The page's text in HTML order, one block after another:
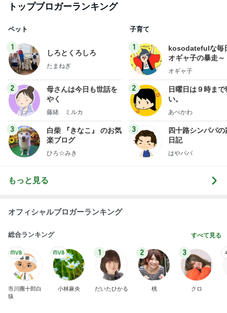
トップブロガーランキング
ペット
1
しろとくろしろ
たまねぎ
2
母さんは今日も世話を
やく
藤緒 ミルカ
3
白柴 『きなこ』 のお気
楽ブログ
ひろ☆みき
子育て
1
kosodatefulな毎
オギャ子の暴走～
オギャ子
2
日曜日は９時まで
い。
あべかわ
3
四十路シンパパの
日記
はやパパ
もっと見る
オフィシャルブロガーランキング
総合ランキング すべて見る
市川團十郎白
猿
小林麻央
1
だいたひかる
2
桃
3
クロ